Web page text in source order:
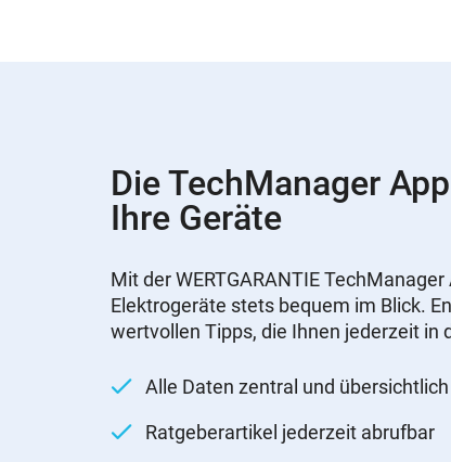
Die TechManager
Ihre Geräte
Mit der WERTGARANTIE
Elektrogeräte stets bequem im Blick.
wertvollen Tipps, die Ihnen jederzeit in
Alle Daten zentral und
Ratgeberartikel jederzeit abrufbar